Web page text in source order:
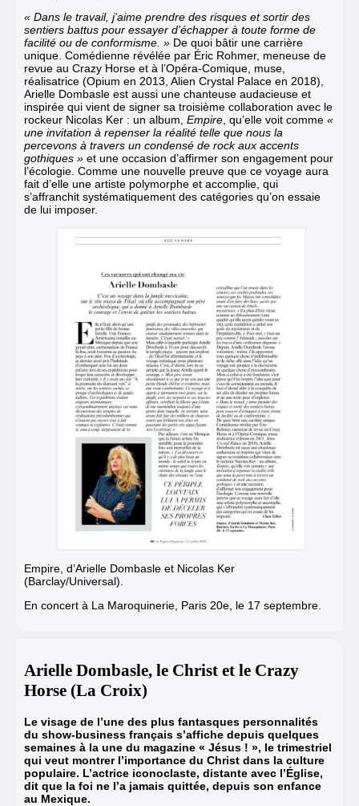
« Dans le travail, j’aime prendre des risques et sortir des
sentiers battus pour essayer d’échapper à toute forme de
facilité ou de conformisme. » De quoi bâtir une carrière
unique. Comédienne révélée par Éric Rohmer, meneuse de
revue au Crazy Horse et à l’Opéra-Comique, muse,
réalisatrice (Opium en 2013, Alien Crystal Palace en 2018),
Arielle Dombasle est aussi une chanteuse audacieuse et
inspirée qui vient de signer sa troisième collaboration avec le
rockeur Nicolas Ker : un album, Empire , qu’elle voit comme «
une invitation à repenser la réalité telle que nous la
percevons à travers un condensé de rock aux accents
gothiques » et une occasion d’affirmer son engagement pour
l’écologie. Comme une nouvelle preuve que ce voyage aura
fait d’elle une artiste polymorphe et accomplie, qui
s’affranchit systématiquement des catégories qu’on essaie
de lui imposer.
Empire, d’Arielle Dombasle et Nicolas Ker
(Barclay/Universal).
En concert à La Maroquinerie, Paris 20e, le 17 septembre.
Arielle Dombasle, le Christ et le Crazy
Horse (La Croix)
Le visage de l’une des plus fantasques personnalités
du show-business français s’affiche depuis quelques
semaines à la une du magazine « Jésus ! », le trimestriel
qui veut montrer l’importance du Christ dans la culture
populaire. L’actrice iconoclaste, distante avec l’Église,
dit que la foi ne l’a jamais quittée, depuis son enfance
au Mexique.